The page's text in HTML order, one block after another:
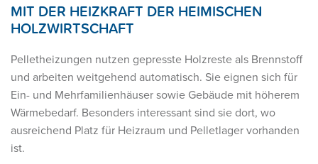
MIT DER HEIZKRAFT DER HEIMISCHEN
HOLZWIRTSCHAFT
Pelletheizungen nutzen gepresste Holzreste als Brennstoff
und arbeiten weitgehend automatisch. Sie eignen sich für
Ein- und Mehrfamilienhäuser sowie Gebäude mit höherem
Wärmebedarf. Besonders interessant sind sie dort, wo
ausreichend Platz für Heizraum und Pelletlager vorhanden
ist.